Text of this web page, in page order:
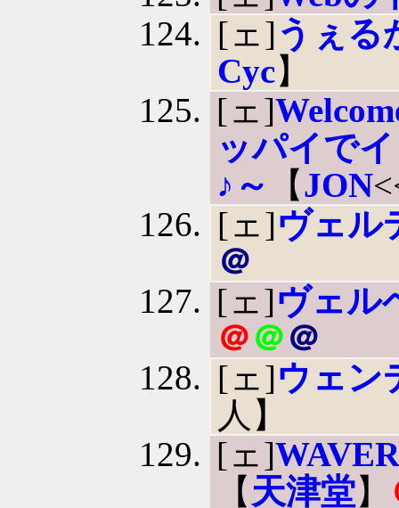
[ェ] うぇる
Cyc】
[ェ]
ッパイで
♪～
【JON
[ェ]ヴェル
＠
[ェ]ヴェル
＠＠＠
[ェ]ウェン
人】
[ェ]
【 天津堂】